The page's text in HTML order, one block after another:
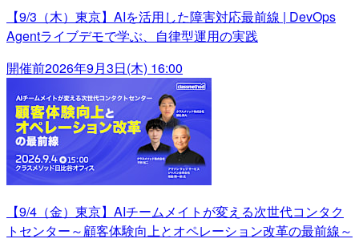
【9/3（木）東京】AIを活用した障害対応最前線 | DevOps
Agentライブデモで学ぶ、自律型運用の実践
開催前2026年9月3日(木) 16:00
【9/4（金）東京】AIチームメイトが変える次世代コンタク
トセンター～顧客体験向上とオペレーション改革の最前線～